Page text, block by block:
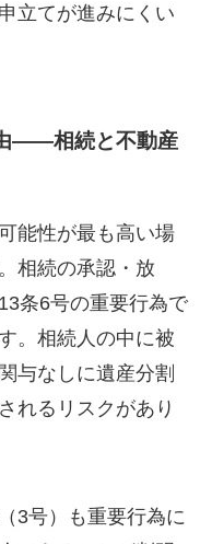
立てが進みにくい
——相続と不動産
能性が最も高い場
相続の承認・放
条6号の重要行為で
。相続人の中に被
与なしに遺産分割
れるリスクがあり
3号）も重要行為に